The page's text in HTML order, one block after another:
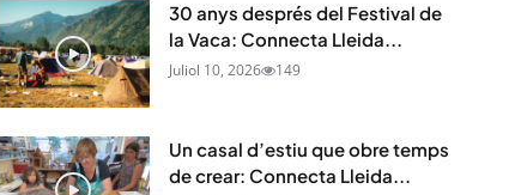
30 anys després del Festival de
la Vaca: Connecta Lleida...
Juliol 10, 2026 149
Un casal d’estiu que obre temps
de crear: Connecta Lleida...